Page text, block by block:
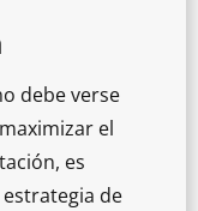
debe verse
el
es
de